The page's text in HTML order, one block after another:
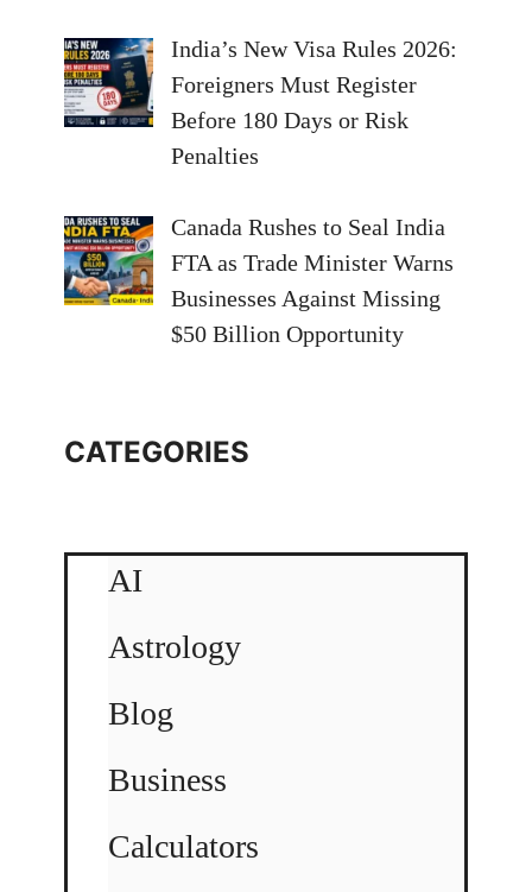
India’s New Visa Rules 2026:
Foreigners Must Register
Before 180 Days or Risk
Penalties
Canada Rushes to Seal India
FTA as Trade Minister Warns
Businesses Against Missing
$50 Billion Opportunity
CATEGORIES
AI
Astrology
Blog
Business
Calculators